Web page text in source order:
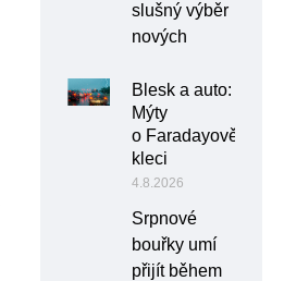
slušný výběr
nových
Blesk a auto:
Mýty
o Faradayově
kleci
4.8.2026
Srpnové
bouřky umí
přijít během